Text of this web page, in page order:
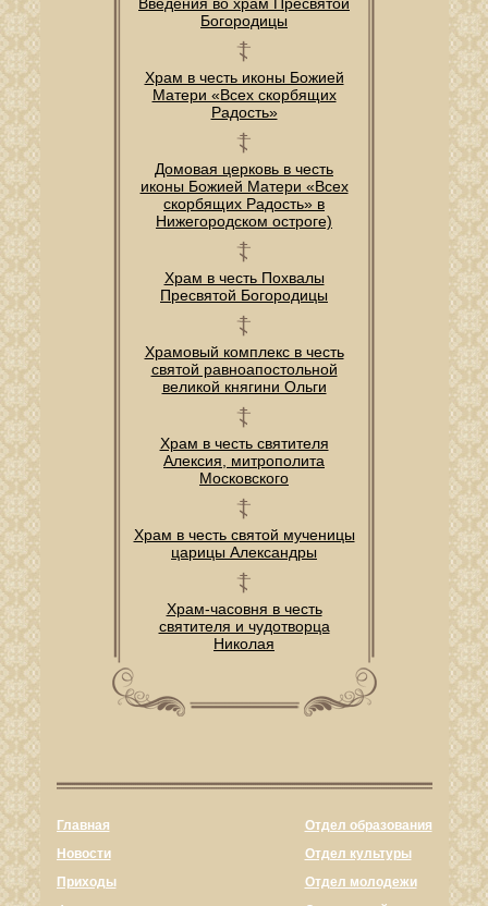
Богородицы
Храм в честь иконы Божией
Матери «Всех скорбящих
Радость»
Домовая церковь в честь
иконы Божией Матери «Всех
скорбящих Радость» в
Нижегородском остроге)
Храм в честь Похвалы
Пресвятой Богородицы
Храмовый комплекс в честь
святой равноапостольной
великой княгини Ольги
Храм в честь святителя
Алексия, митрополита
Московского
Храм в честь святой мученицы
царицы Александры
Храм-часовня в честь
святителя и чудотворца
Николая
Главная
Новости
Приходы
Отдел образования
Отдел культуры
Отдел молодежи